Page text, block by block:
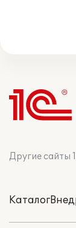
Другие сайты
Каталог